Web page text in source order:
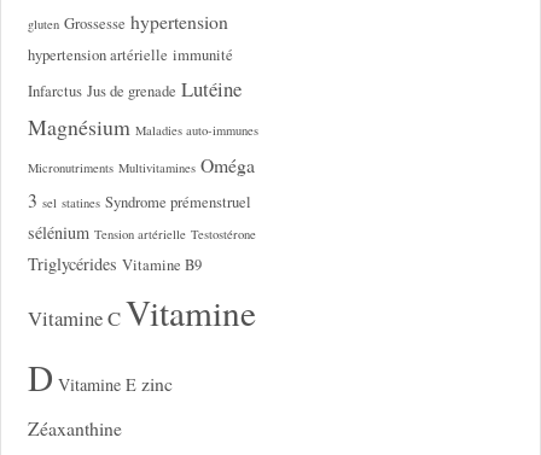
gluten Grossesse hypertension
hypertension artérielle immunité
Infarctus Jus de grenade Lutéine
Magnésium Maladies auto-immunes
Micronutriments Multivitamines Oméga
3 sel statines Syndrome prémenstruel
sélénium Tension artérielle Testostérone
Triglycérides Vitamine B9
Vitamine CVitamine
D Vitamine E zinc
Zéaxanthine